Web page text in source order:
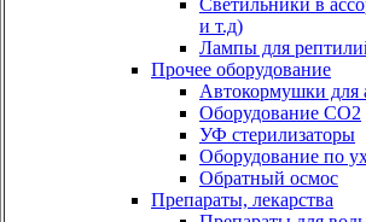
Светильники в
и т.д)
Лампы для
Прочее оборудование
Автокормушки для
Оборудование СО2
УФ стерилизаторы
Оборудование по
Обратный осмос
Препараты, лекарства